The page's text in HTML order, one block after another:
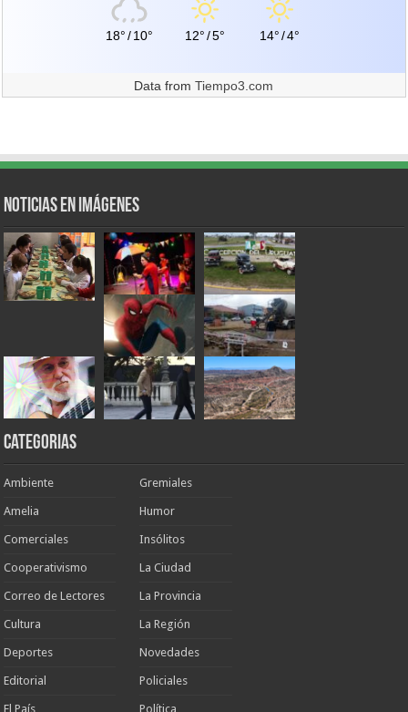
18°/10° 12°/5° 14°/4°
Data fromTiempo3.com
Noticias en Imágenes
Categorias
Ambiente
Amelia
Comerciales
Cooperativismo
Correo de Lectores
Cultura
Deportes
Editorial
El País
Gremiales
Humor
Insólitos
La Ciudad
La Provincia
La Región
Novedades
Policiales
Política